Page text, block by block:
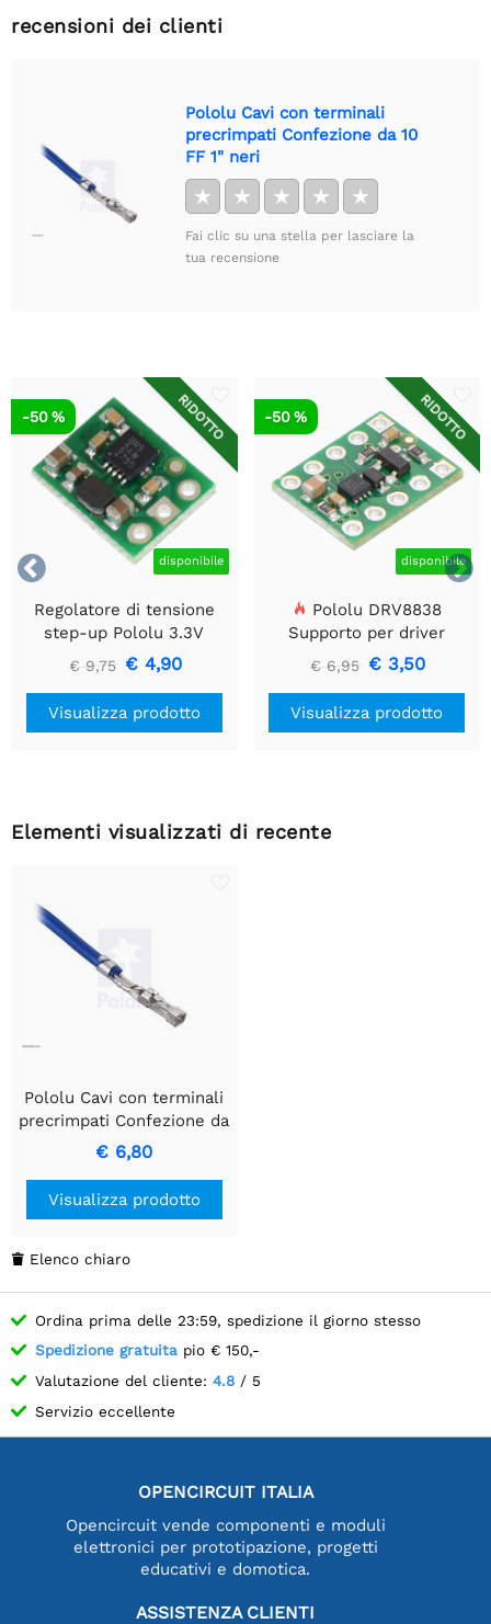
recensioni dei clienti
Pololu Cavi con terminali
precrimpati Confezione da 10
FF 1" neri
★ ★ ★ ★ ★
Fai clic su una stella per lasciare la
tua recensione


RIDOTTO
disponibile
-50 %
Regolatore di tensione
step-up Pololu 3.3V
U1V10F3
€ 9,75 € 4,90
Visualizza prodotto
RIDOTTO
disponibile
-50 %
Pololu DRV8838
Supporto per driver
motore CC a spazzola
singola
€ 6,95 € 3,50
Visualizza prodotto
Elementi visualizzati di recente
Pololu Cavi con terminali
precrimpati Confezione da
10 FF 1" neri
€ 6,80
Visualizza prodotto
 Elenco chiaro
Ordina prima delle 23:59, spedizione il giorno stesso
Spedizione gratuita pio € 150,-
Valutazione del cliente: 4.8 / 5
Servizio eccellente
OPENCIRCUIT ITALIA
Opencircuit vende componenti e moduli
elettronici per prototipazione, progetti
educativi e domotica.
ASSISTENZA CLIENTI